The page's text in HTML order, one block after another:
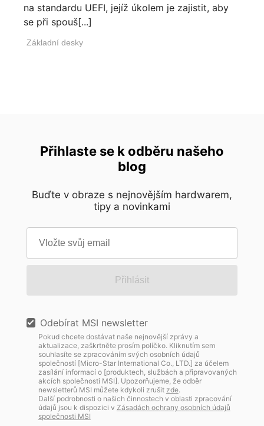
na standardu UEFI, jejíž úkolem je zajistit, aby
se při spouš[...]
Základní desky
Přihlaste se k odběru našeho
blog
Buďte v obraze s nejnovějším hardwarem,
tipy a novinkami
Přihlásit
Odebírat MSI newsletter
Pokud chcete dostávat naše nejnovější zprávy a
aktualizace, zaškrtněte prosím políčko. Kliknutím sem
souhlasíte se zpracováním svých osobních údajů
společností [Micro-Star International Co., LTD.] za účelem
zasílání informací o [produktech, službách a připravovaných
akcích společnosti MSI]. Upozorňujeme, že odběr
newsletterů MSI můžete kdykoli zrušit zde.
Další podrobnosti o našich činnostech v oblasti zpracování
údajů jsou k dispozici v Zásadách ochrany osobních údajů
společnosti MSI